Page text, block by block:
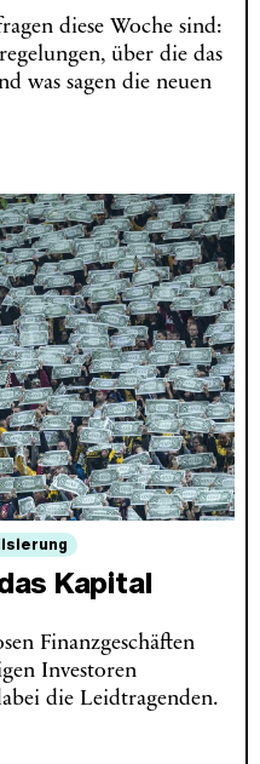
diese Woche sind:
über die das
was sagen die neuen
Kapital
Finanzgeschäften
Investoren
die Leidtragenden.